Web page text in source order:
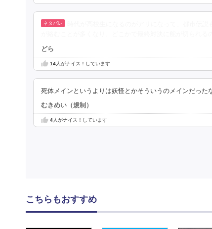
が絡むことが多くなり、どこかで最終対決に舵が切られる
どら
14人がナイス！しています
死体メインというよりは妖怪とかそういうのメインだった
むきめい（規制）
4人がナイス！しています
こちらもおすすめ